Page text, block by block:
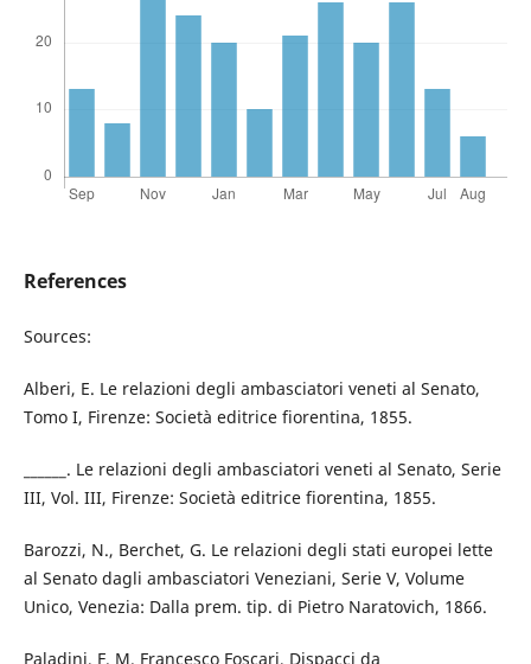
References
Sources:
Alberi, E. Le relazioni degli ambasciatori veneti al Senato,
Tomo I, Firenze: Società editrice fiorentina, 1855.
______. Le relazioni degli ambasciatori veneti al Senato, Serie
III, Vol. III, Firenze: Società editrice fiorentina, 1855.
Barozzi, N., Berchet, G. Le relazioni degli stati europei lette
al Senato dagli ambasciatori Veneziani, Serie V, Volume
Unico, Venezia: Dalla prem. tip. di Pietro Naratovich, 1866.
Paladini, F. M. Francesco Foscari, Dispacci da